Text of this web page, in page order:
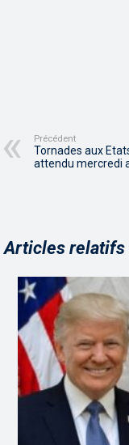
Précédent
Tornades aux
attendu mercredi
Articles relatifs